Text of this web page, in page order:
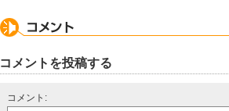
コメントを投稿する
コメント: